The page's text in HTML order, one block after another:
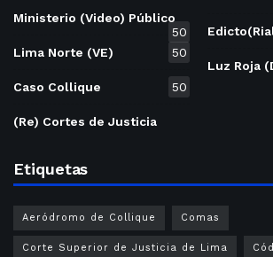
Ministerio (Video) Público
50
Lima Norte (VE)
50
Caso Collique 50
(Re) Cortes de Justicia
Luz Roja
Etiquetas
Aeródromo de Collique Comas
Corte Superior de Justicia de Lima